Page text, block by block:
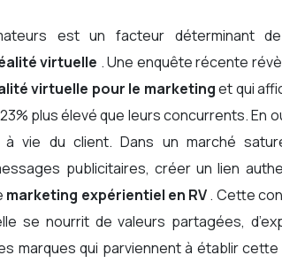
virtuelle . Une enquête récente
virtuelle pour le marketinget qui
plus élevé que leurs concurrents. En
vie du client. Dans un marché
publicitaires, créer un lien
marketing expérientiel en RV. Cette
se nourrit de valeurs partagées,
marques qui parviennent à établir